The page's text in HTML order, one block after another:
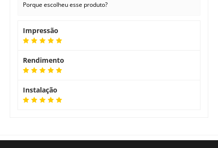
Porque escolheu esse produto?
Impressão
Rendimento
Instalação